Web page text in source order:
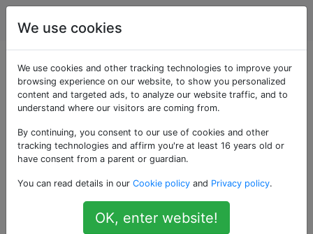
Data Science
Als «convolution»
getaggte Fragen
10 Was sind Entfaltungsschichten?
Ich habe kürzlich Fully Convolutional
Jonathan Long, Evan Shelhamer und Trevor
Darrell gelesen. Ich verstehe nicht, was
"Dekonvolutionsschichten" tun / wie sie
We use cookies
We use cookies and other tracking technologies to improve your
browsing experience on our website, to show you personalized
content and targeted ads, to analyze our website traffic, and to
understand where our visitors are coming from.
By continuing, you consent to our use of cookies and other
tracking technologies and affirm you're at least 16 years old or
have consent from a parent or guardian.
You can read details in our Cookie policy and Privacy policy.
OK, enter website!